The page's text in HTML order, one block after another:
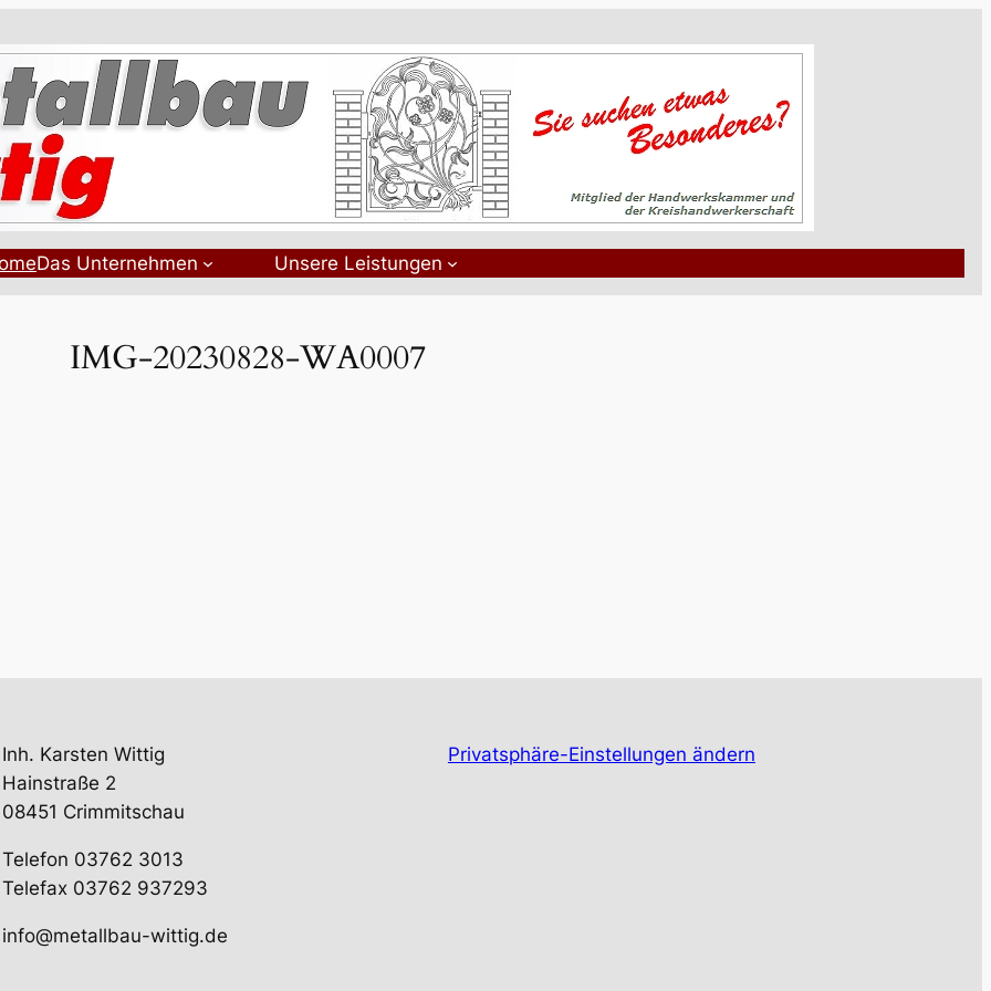
Das Unternehmen Unsere Leistungen
IMG-20230828-WA0007
Inh. Karsten Wittig
Hainstraße 2
08451 Crimmitschau
Telefon 03762 3013
Telefax 03762 937293
info@metallbau-wittig.de
Privatsphäre-Einstellungen ändern